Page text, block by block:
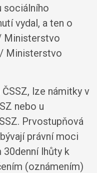
sociálního
vydal, a ten o
Ministerstvo
Ministerstvo
lze námitky v
nebo u
Prvostupňová
právní moci
30denní lhůty k
(oznámením)